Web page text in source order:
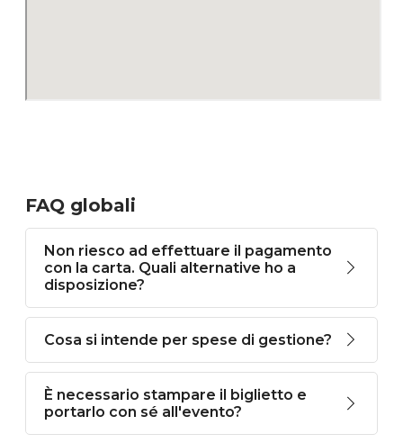
FAQ globali
Non riesco ad effettuare il pagamento
con la carta. Quali alternative ho a
disposizione?
Cosa si intende per spese di gestione?
È necessario stampare il biglietto e
portarlo con sé all'evento?